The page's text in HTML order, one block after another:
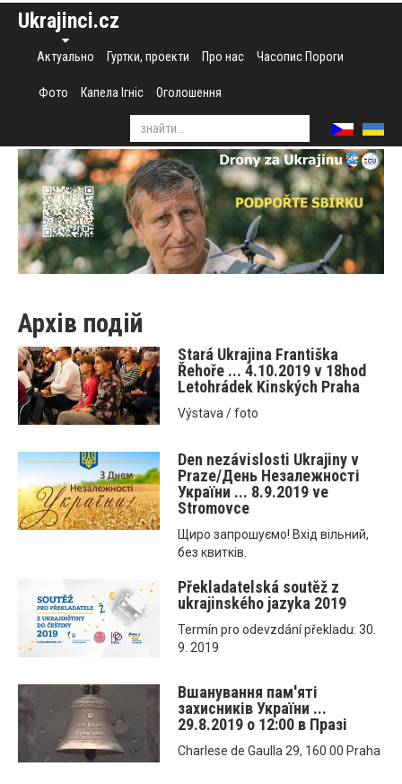
Ukrajinci.cz
Актуально Гуртки, проекти Про нас Часопис Пороги
Фото Капела Ігніс Оголошення
Архів подій
Stará Ukrajina Františka
Řehoře ... 4.10.2019 v 18hod
Letohrádek Kinských Praha
Výstava / foto
Den nezávislosti Ukrajiny v
Praze/День Незалежності
України ... 8.9.2019 ve
Stromovce
Щиро запрошуємо! Вхід вільний,
без квитків.
Překladatelská soutěž z
ukrajinského jazyka 2019
Termín pro odevzdání překladu: 30.
9. 2019
Вшанування пам'яті
захисників України ...
29.8.2019 o 12:00 в Празі
Charlese de Gaulla 29, 160 00 Praha